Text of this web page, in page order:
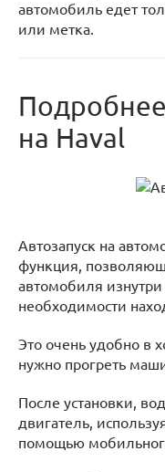
автомобиль едет
или метка.
на Haval
Автозапуск на
функция,
автомобиля
необходимости
Это очень удобно в
нужно прогреть
После установки,
двигатель,
помощью